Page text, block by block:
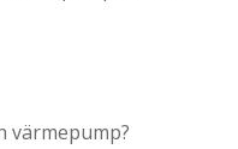
värmepump?